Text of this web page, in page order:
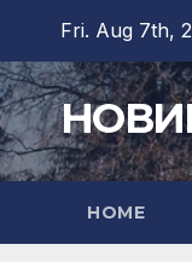
content
Fri. Aug 7th,
HOME